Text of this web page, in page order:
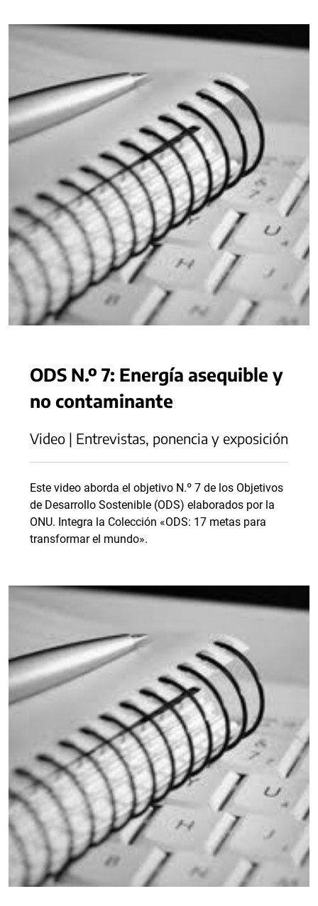
ODS N.º 7: Energía asequible y
no contaminante
Video | Entrevistas, ponencia y exposición
Este video aborda el objetivo N.º 7 de los Objetivos
de Desarrollo Sostenible (ODS) elaborados por la
ONU. Integra la Colección «ODS: 17 metas para
transformar el mundo».